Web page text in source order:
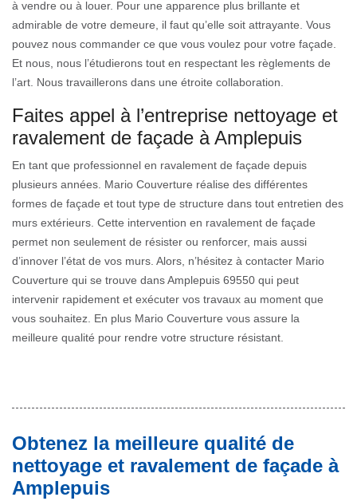
à vendre ou à louer. Pour une apparence plus brillante et
admirable de votre demeure, il faut qu’elle soit attrayante. Vous
pouvez nous commander ce que vous voulez pour votre façade.
Et nous, nous l’étudierons tout en respectant les règlements de
l’art. Nous travaillerons dans une étroite collaboration.
Faites appel à l’entreprise nettoyage et
ravalement de façade à Amplepuis
En tant que professionnel en ravalement de façade depuis
plusieurs années. Mario Couverture réalise des différentes
formes de façade et tout type de structure dans tout entretien des
murs extérieurs. Cette intervention en ravalement de façade
permet non seulement de résister ou renforcer, mais aussi
d’innover l’état de vos murs. Alors, n’hésitez à contacter Mario
Couverture qui se trouve dans Amplepuis 69550 qui peut
intervenir rapidement et exécuter vos travaux au moment que
vous souhaitez. En plus Mario Couverture vous assure la
meilleure qualité pour rendre votre structure résistant.
Obtenez la meilleure qualité de
nettoyage et ravalement de façade à
Amplepuis